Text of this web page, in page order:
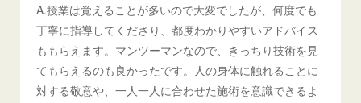
A.授業は覚えることが多いので大変でしたが、何度でも
丁寧に指導してくださり、都度わかりやすいアドバイス
ももらえます。マンツーマンなので、きっちり技術を見
てもらえるのも良かったです。人の身体に触れることに
対する敬意や、一人一人に合わせた施術を意識できるよ